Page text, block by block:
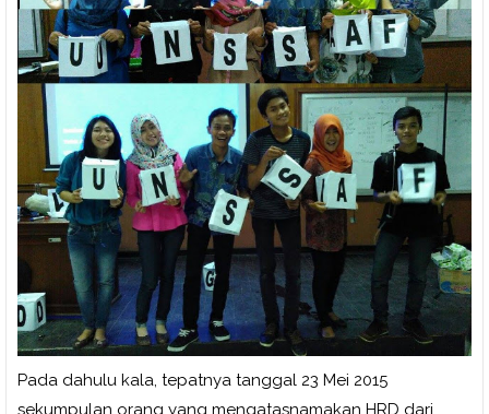
Pada dahulu kala, tepatnya tanggal 23 Mei 2015
sekumpulan orang yang mengatasnamakan HRD dari